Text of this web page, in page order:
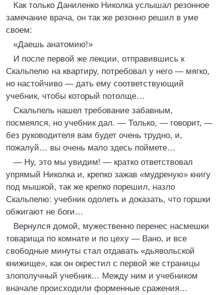
Как только Даниленко Николка услышал резонное
замечание врача, он так же резонно решил в уме
своем:
«Даешь анатомию!»
И после первой же лекции, отправившись к
Скальпелю на квартиру, потребовал у него — мягко,
но настойчиво — дать ему соответствующий
учебник, чтобы который потолще…
Скальпель нашел требование забавным,
посмеялся, но учебник дал. — Только, — говорит, —
без руководителя вам будет очень трудно, и,
пожалуй… вы очень мало здесь поймете…
— Ну, это мы увидим! — кратко ответствовал
упрямый Николка и, крепко зажав «мудреную» книгу
под мышкой, так же крепко порешил, назло
Скальпелю: учебник одолеть и доказать, что горшки
обжигают не боги…
Вернулся домой, мужественно перенес насмешки
товарища по комнате и по цеху — Вано, и все
свободные минуты стал отдавать «дьявольской
книжище», как он окрестил с первой же страницы
злополучный учебник… Между ним и учебником
вначале происходили форменные сражения…